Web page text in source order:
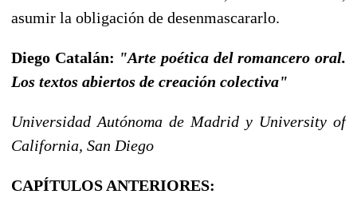
asumir la obligación de desenmascararlo.
Diego Catalán: "Arte poética del romancero oral.
Los textos abiertos de creación colectiva"
Universidad Autónoma de Madrid y University of
California, San Diego
CAPÍTULOS ANTERIORES: